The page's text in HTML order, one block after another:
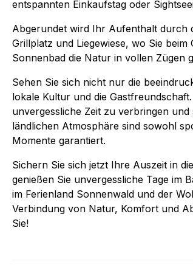
entspannten Einkaufstag oder
Abgerundet wird Ihr Aufenthalt durch
Grillplatz und Liegewiese, wo Sie
Sonnenbad die Natur in vollen Zügen
Sehen Sie sich nicht nur die
lokale Kultur und die
unvergessliche Zeit zu verbringen
ländlichen Atmosphäre sind sowohl
Momente garantiert.
Sichern Sie sich jetzt Ihre Auszeit in
genießen Sie unvergessliche Tage im
im Ferienland Sonnenwald und der
Verbindung von Natur, Komfort und
Sie!